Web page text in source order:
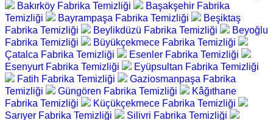
Bakırköy Fabrika Temizliği
Başakşehir Fabrika
Temizliği
Bayrampaşa Fabrika Temizliği
Beşiktaş
Fabrika Temizliği
Beylikdüzü Fabrika Temizliği
Beyoğlu
Fabrika Temizliği
Büyükçekmece Fabrika Temizliği
Çatalca Fabrika Temizliği
Esenler Fabrika Temizliği
Esenyurt Fabrika Temizliği
Eyüpsultan Fabrika Temizliği
Fatih Fabrika Temizliği
Gaziosmanpaşa Fabrika
Temizliği
Güngören Fabrika Temizliği
Kâğıthane
Fabrika Temizliği
Küçükçekmece Fabrika Temizliği
Sarıyer Fabrika Temizliği
Silivri Fabrika Temizliği